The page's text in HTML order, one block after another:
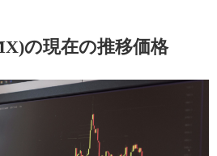
の現在の推移価格